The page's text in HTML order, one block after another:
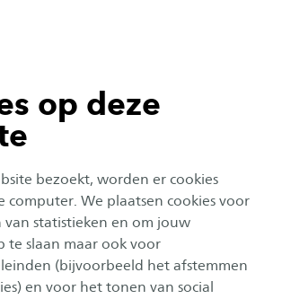
op deze
bezoekt, worden er cookies
computer. We plaatsen cookies voor
statistieken en om jouw
te slaan maar ook voor
(bijvoorbeeld het afstemmen
en voor het tonen van social
Basisonderwijs